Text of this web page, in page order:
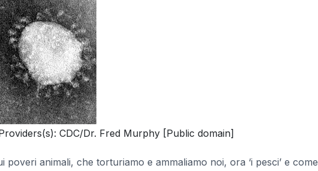
CDC/Dr. Fred Murphy [Public domain]
animali, che torturiamo e ammaliamo noi, ora ‘i pesci’ e come